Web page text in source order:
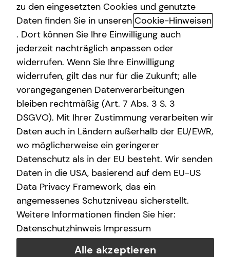
Kindervorsorge
Sach- und Vermögenssicherung
Expat
Erlaubnis nach § 34d GewO​
Aufsichtsbehörde:
IHK Ulm
Olgastraße 95-101
89073 Ulm
Registrierungsnummer: D-WVXL-0T9CI-02
Berufsbezeichnung: Versicherungsvertreter mit Erlaubnis
nach § 34 d Abs. 1 GewO Bundesrepublik Deutschland
Berufsrechtliche Regelungen: § 34 d Gewerbeordnung
Versicherungsvertrag (VVG), Verordnung über die
Versicherungsvermittlung und -beratung (VersVermV),
abrufbar unterwww.gesetze-im-internet.de
Erlaubnis nach § 34f GewO ​
zu den eingesetzten Cookies und genutzte
Daten finden Sie in unseren Cookie-Hinweisen
. Dort können Sie Ihre Einwilligung auch
jederzeit nachträglich anpassen oder
widerrufen. Wenn Sie Ihre Einwilligung
widerrufen, gilt das nur für die Zukunft; alle
vorangegangenen Datenverarbeitungen
bleiben rechtmäßig (Art. 7 Abs. 3 S. 3
DSGVO). Mit Ihrer Zustimmung verarbeiten wir
Daten auch in Ländern außerhalb der EU/EWR,
wo möglicherweise ein geringerer
Datenschutz als in der EU besteht. Wir senden
Daten in die USA, basierend auf dem EU-US
Data Privacy Framework, das ein
angemessenes Schutzniveau sicherstellt.
Weitere Informationen finden Sie hier:
Datenschutzhinweis Impressum
Alle akzeptieren